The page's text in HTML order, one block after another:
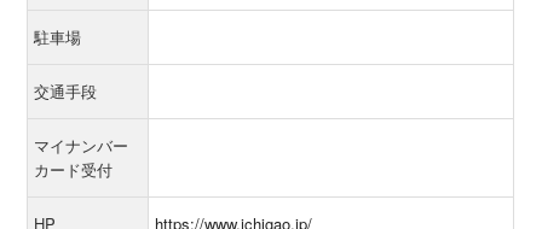
駐車場
交通手段
マイナンバー
カード受付
HP https://www.ichigao.jp/